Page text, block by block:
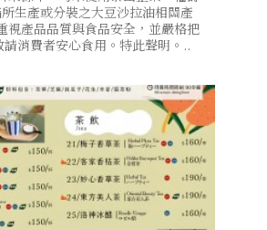
生產或分裝之大豆沙拉油相關產
視產品品質與食品安全，並嚴格把
消費者安心食用。特此聲明。..